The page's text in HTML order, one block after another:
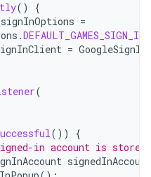
()
{
signInOptions =
.DEFAULT_GAMES_SIGN_IN
= GoogleSignIn
(
())
{
in account is
signedInAccount